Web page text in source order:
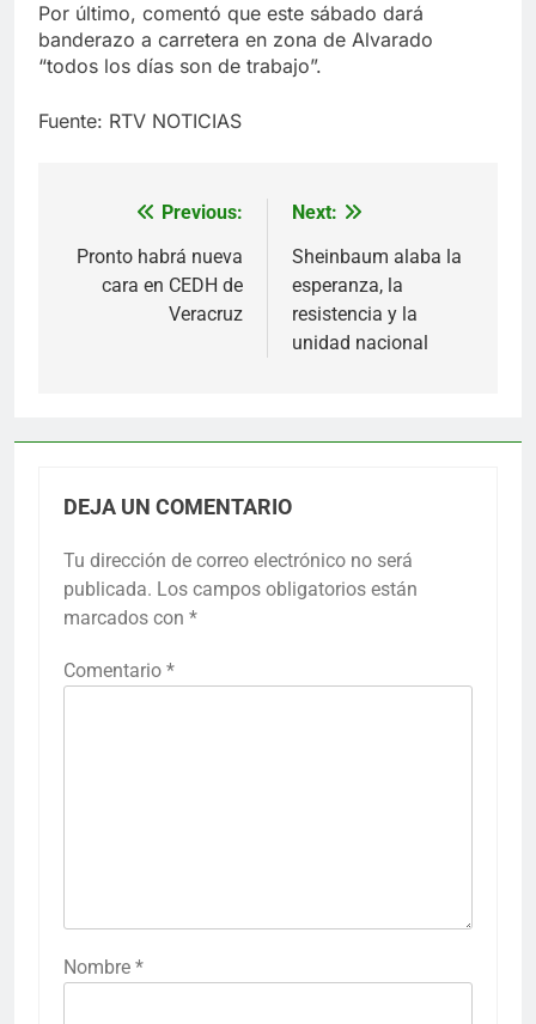
Por último, comentó que este sábado dará
banderazo a carretera en zona de Alvarado
“todos los días son de trabajo”.
Fuente: RTV NOTICIAS
Navegación
de
entradas
Previous:
Pronto habrá nueva
cara en CEDH de
Veracruz
Next:
Sheinbaum alaba la
esperanza, la
resistencia y la
unidad nacional
DEJA UN COMENTARIO
Tu dirección de correo electrónico no será
publicada. Los campos obligatorios están
marcados con *
Comentario *
Nombre *